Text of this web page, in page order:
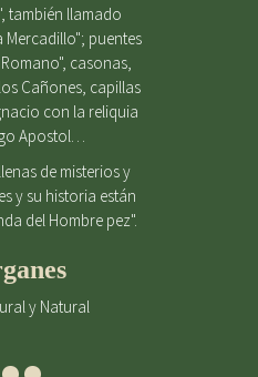
también llamado
Mercadillo"; puentes
casonas,
Cañones, capillas
con la reliquia
Apostol…
de misterios y
y su historia están
del Hombre pez".
y Natural